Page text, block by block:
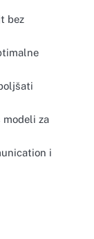
bez
za
i